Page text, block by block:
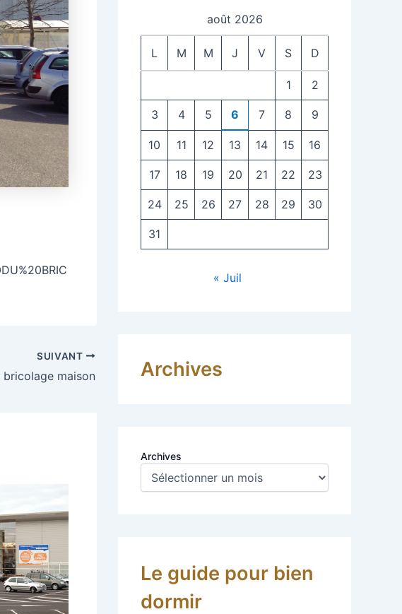
SUIVANT
bricolage maison
août 2026
L M M J V S D
1 2
3 4 5 6 7 8 9
10 11 12 13 14 15 16
17 18 19 20 21 22 23
24 25 26 27 28 29 30
31
« Juil
Archives
Archives
Le guide pour bien
dormir